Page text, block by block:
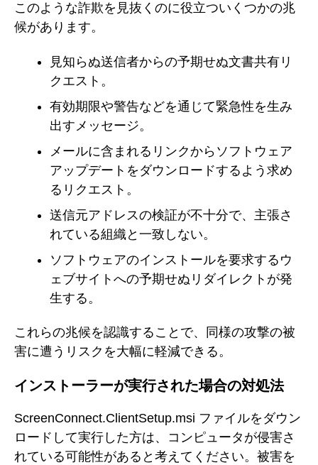
このような詐欺を見抜くのに役立ついくつかの兆
候があります。
見知らぬ送信者からの予期せぬ文書共有リ
クエスト。
有効期限や警告などを通じて緊急性を生み
出すメッセージ。
メールに含まれるリンクからソフトウェア
アップデートをダウンロードするよう求め
るリクエスト。
送信元アドレスの検証が不十分で、主張さ
れている組織と一致しない。
ソフトウェアのインストールを要求するウ
ェブサイトへの予期せぬリダイレクトが発
生する。
これらの兆候を認識することで、同様の攻撃の被
害に遭うリスクを大幅に軽減できる。
インストーラーが実行された場合の対処法
ScreenConnect.ClientSetup.msi ファイルをダウン
ロードして実行した方は、コンピュータが侵害さ
れている可能性があると考えてください。被害を